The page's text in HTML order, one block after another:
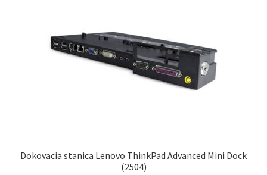
Dokovacia stanica Lenovo ThinkPad Advanced Mini Dock
(2504)